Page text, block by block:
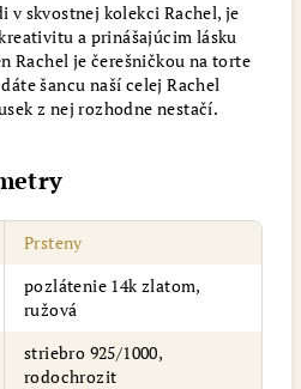
v skvostnej kolekci Rachel, je
a prinášajúcim lásku
Rachel je čerešničkou na torte
šancu naší celej Rachel
z nej rozhodne nestačí.
Prsteny
pozlátenie 14k zlatom,
ružová
striebro 925/1000,
rodochrozit